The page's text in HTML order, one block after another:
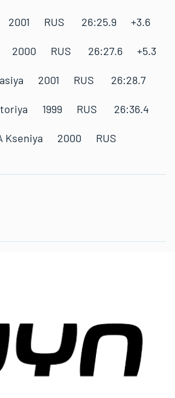
2001 RUS 26:25.9 +3.6
2000 RUS 26:27.6 +5.3
2001 RUS 26:28.7
Viktoriya 1999 RUS 26:36.4
Kseniya 2000 RUS